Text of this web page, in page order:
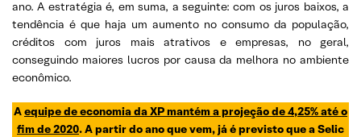
ano. A estratégia é, em suma, a seguinte: com os juros baixos, a
tendência é que haja um aumento no consumo da população,
créditos com juros mais atrativos e empresas, no geral,
conseguindo maiores lucros por causa da melhora no ambiente
econômico.
Aequipe de economia da XP mantém a projeção de 4,25% até o
fim de 2020. A partir do ano que vem, já é previsto que a Selic